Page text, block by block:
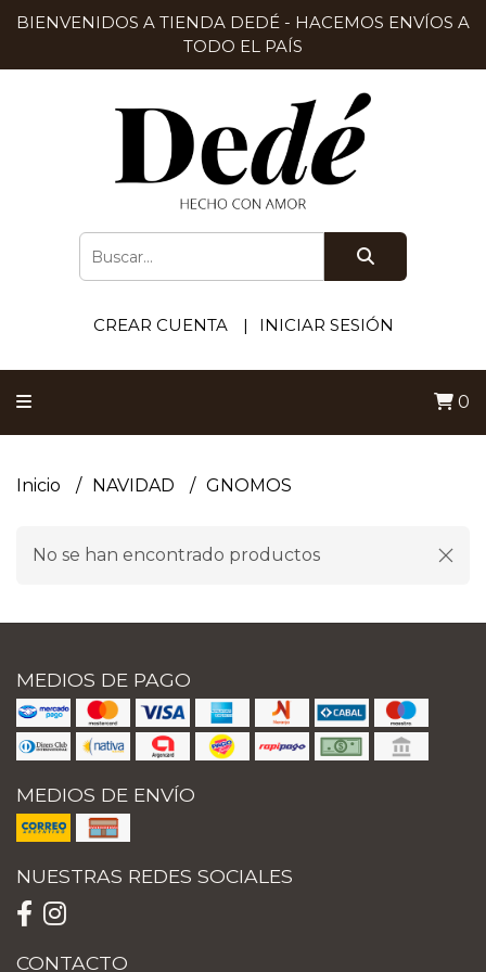
BIENVENIDOS A TIENDA DEDÉ - HACEMOS ENVÍOS A
TODO EL PAÍS
CREAR CUENTA INICIAR SESIÓN
0
Inicio NAVIDAD GNOMOS
No se han encontrado productos
MEDIOS DE PAGO
MEDIOS DE ENVÍO
NUESTRAS REDES SOCIALES
CONTACTO